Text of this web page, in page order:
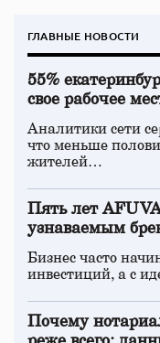
ГЛАВНЫЕ НОВОСТИ
55%
свое рабочее
Аналитики сети
что меньше
жителей…
Пять лет
узнаваемым
Бизнес часто
инвестиций, а с
Почему